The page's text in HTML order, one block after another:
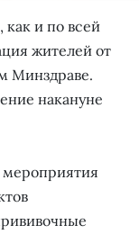
как и по всей
жителей от
Минздраве.
накануне
мероприятия